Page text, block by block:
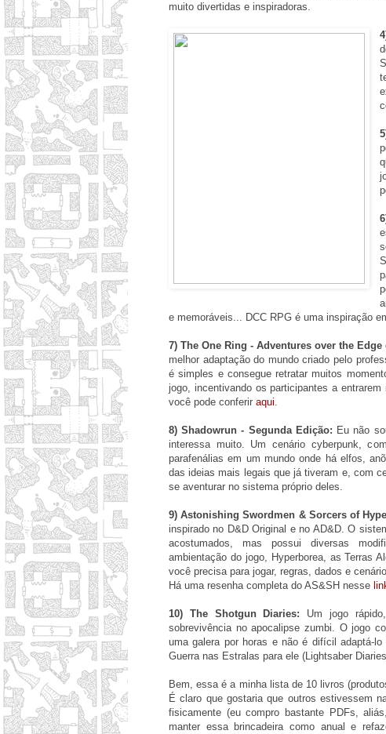
muito divertidas e inspiradoras.
e memoráveis... DCC RPG é uma inspiração
7) The One Ring - Adventures over the
melhor adaptação do mundo criado pelo
é simples e consegue retratar muitos
jogo, incentivando os participantes a
você pode conferir aqui.
8) Shadowrun - Segunda Edição: Eu não
interessa muito. Um cenário cyberpunk,
parafenálias em um mundo onde há elfos,
das ideias mais legais que já tiveram e, com
se aventurar no sistema próprio deles.
9) Astonishing Swordmen & Sorcers of
inspirado no D&D Original e no AD&D. O
acostumados, mas possui diversas
ambientação do jogo, Hyperborea, as Terras
você precisa para jogar, regras, dados e
Há uma resenha completa do AS&SH nesse
10) The Shotgun Diaries: Um jogo
sobrevivência no apocalipse zumbi. O jogo
uma galera por horas e não é difícil adaptá-
Guerra nas Estralas para ele (Lightsaber
Bem, essa é a minha lista de 10 livros
É claro que gostaria que outros estivessem
fisicamente (eu compro bastante PDFs,
manter essa brincadeira como anual e